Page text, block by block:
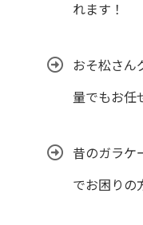
れます！
おそ松さん
量でもお任
昔のガラケ
でお困りの